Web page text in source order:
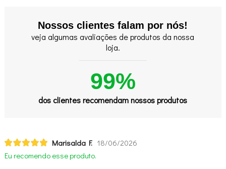
Nossos clientes falam por nós!
veja algumas avaliações de produtos da nossa
loja.
99%
dos clientes recomendam nossos produtos
Marisalda F. 18/06/2026
Eu recomendo esse produto.